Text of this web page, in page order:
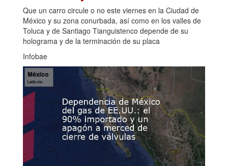
Que un carro circule o no este viernes en la Ciudad de
México y su zona conurbada, así como en los valles de
Toluca y de Santiago Tianguistenco depende de su
holograma y de la terminación de su placa
Infobae